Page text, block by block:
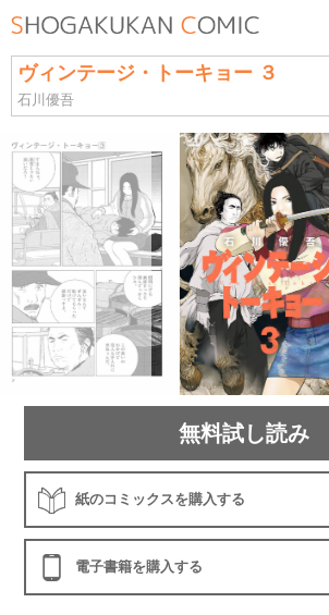
ヴィンテージ・トーキョー ３
石川優吾
無料試し読み
紙のコミックスを購入する
電子書籍を購入する